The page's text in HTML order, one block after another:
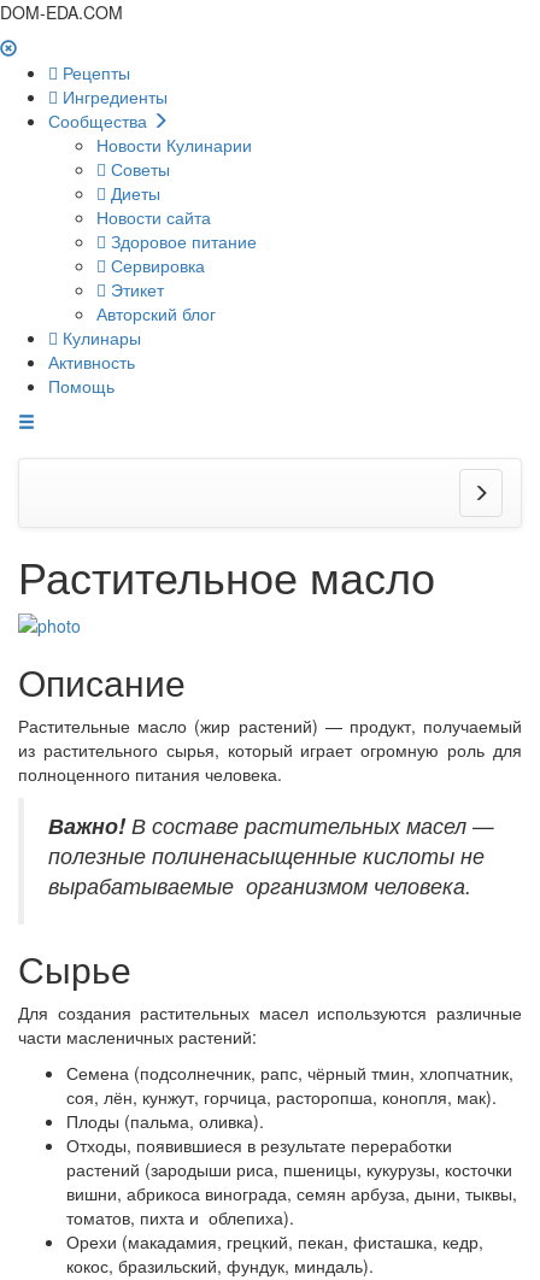
DOM-EDA.COM
Рецепты
Ингредиенты
Сообщества
Новости Кулинарии
Советы
Диеты
Новости сайта
Здоровое питание
Сервировка
Этикет
Авторский блог
Кулинары
Активность
Помощь
Растительное масло
Описание
Растительные масло (жир растений) — продукт, получаемый
из растительного сырья, который играет огромную роль для
полноценного питания человека.
Важно!В составе растительных масел —
полезные полиненасыщенные кислоты не
вырабатываемые организмом человека.
Сырье
Для создания растительных масел используются различные
части масленичных растений:
Семена (подсолнечник, рапс, чёрный тмин, хлопчатник,
соя, лён, кунжут, горчица, расторопша, конопля, мак).
Плоды (пальма, оливка).
Отходы, появившиеся в результате переработки
растений (зародыши риса, пшеницы, кукурузы, косточки
вишни, абрикоса винограда, семян арбуза, дыни, тыквы,
томатов, пихта и облепиха).
Орехи (макадамия, грецкий, пекан, фисташка, кедр,
кокос, бразильский, фундук, миндаль).